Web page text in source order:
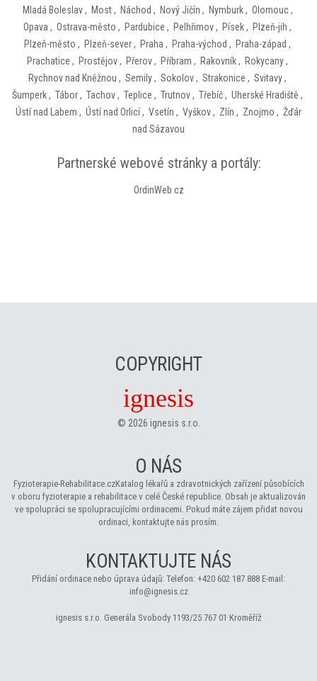
Mladá Boleslav, Most, Náchod , Nový Jičín , Nymburk, Olomouc,
Opava , Ostrava-město , Pardubice , Pelhřimov, Písek, Plzeň-jih ,
Plzeň-město , Plzeň-sever, Praha , Praha-východ , Praha-západ ,
Prachatice , Prostějov, Přerov, Příbram , Rakovník, Rokycany,
Rychnov nad Kněžnou , Semily, Sokolov, Strakonice , Svitavy,
Šumperk, Tábor, Tachov, Teplice , Trutnov, Třebíč, Uherské Hradiště ,
Ústí nad Labem , Ústí nad Orlicí, Vsetín , Vyškov, Zlín , Znojmo , Žďár
nad Sázavou
Partnerské webové stránky a portály:
OrdinWeb.cz
COPYRIGHT
ignesis
© 2026 ignesis s.r.o.
O NÁS
Fyzioterapie-Rehabilitace.czKatalog lékařů a zdravotnických zařízení působících
v oboru fyzioterapie a rehabilitace v celé České republice. Obsah je aktualizován
ve spolupráci se spolupracujícími ordinacemi. Pokud máte zájem přidat novou
ordinaci, kontaktujte nás prosím.
KONTAKTUJTE NÁS
Přidání ordinace nebo úprava údajů: Telefon: +420 602 187 888 E-mail:
info@ignesis.cz
ignesis s.r.o.Generála Svobody 1193/25767 01 Kroměříž